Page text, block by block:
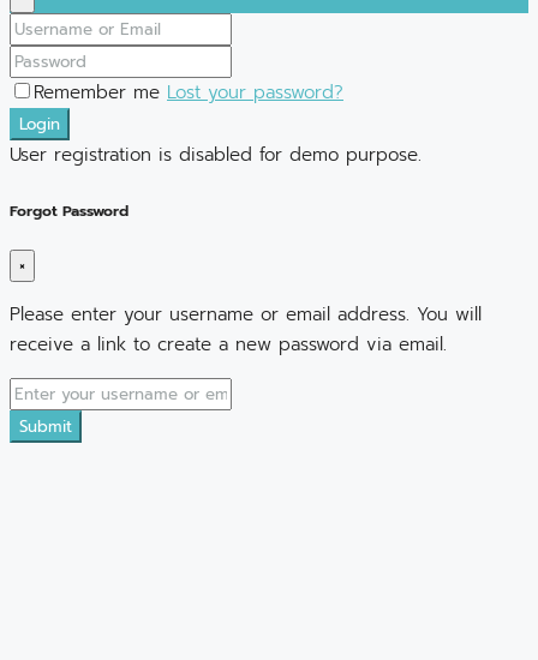
Remember me Lost your password?
Login
User registration is disabled for demo purpose.
Forgot Password
×
Please enter your username or email address. You will
receive a link to create a new password via email.
Submit